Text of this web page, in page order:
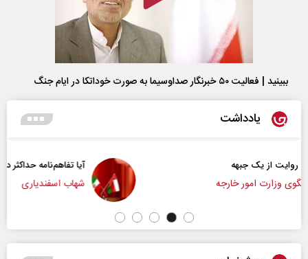
ببینید | فعالیت ۵۰ خبرنگار صداوسیما به صورت خوداتکا در ایام جنگ
یادداشت
آیا تفاهم‌نامه حداکثر دستاورد راهبردی ایران بود؟